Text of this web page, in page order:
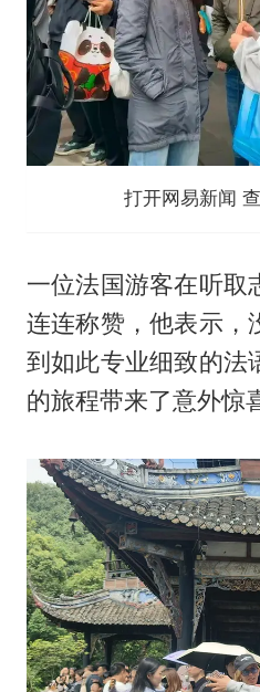
打开网易新闻
一位法国游客在听取
连连称赞，他表示，
到如此专业细致的法
的旅程带来了意外惊